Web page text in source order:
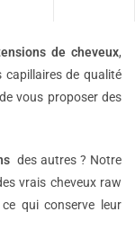
decheveux,
capillaires de qualité
vous proposer des
des autres ? Notre
vrais cheveux raw
qui conserve leur